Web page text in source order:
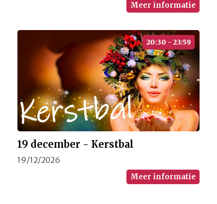
Meer informatie
19 december - Kerstbal
19/12/2026
20:30 - 23:59
Meer informatie